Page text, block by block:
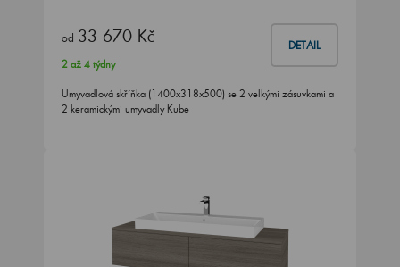
od 33 670 Kč DETAIL
2 až 4 týdny
Umyvadlová skříňka (1400x318x500) se 2 velkými zásuvkami a
2 keramickými umyvadly Kube